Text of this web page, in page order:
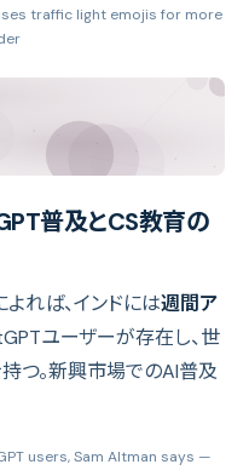
traffic light emojis for more
普及とCS教育の
れば、インドには週間ア
ユーザーが存在し、世
つ。新興市場でのAI普及
users, Sam Altman says —